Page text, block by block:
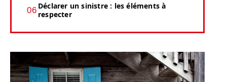
Déclarer un sinistre : les éléments à
respecter